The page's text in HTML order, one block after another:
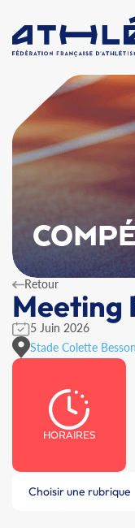
Retour
Meeting
5 Juin 2026
Stade Colette
HORAIRES
Choisir une rubrique